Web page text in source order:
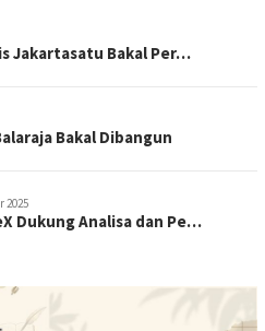
Jakartasatu Bakal Per…
Bakal Dibangun
2025
Dukung Analisa dan Pe…